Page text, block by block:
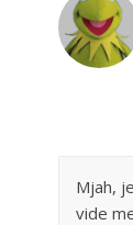
Mjah,
vide